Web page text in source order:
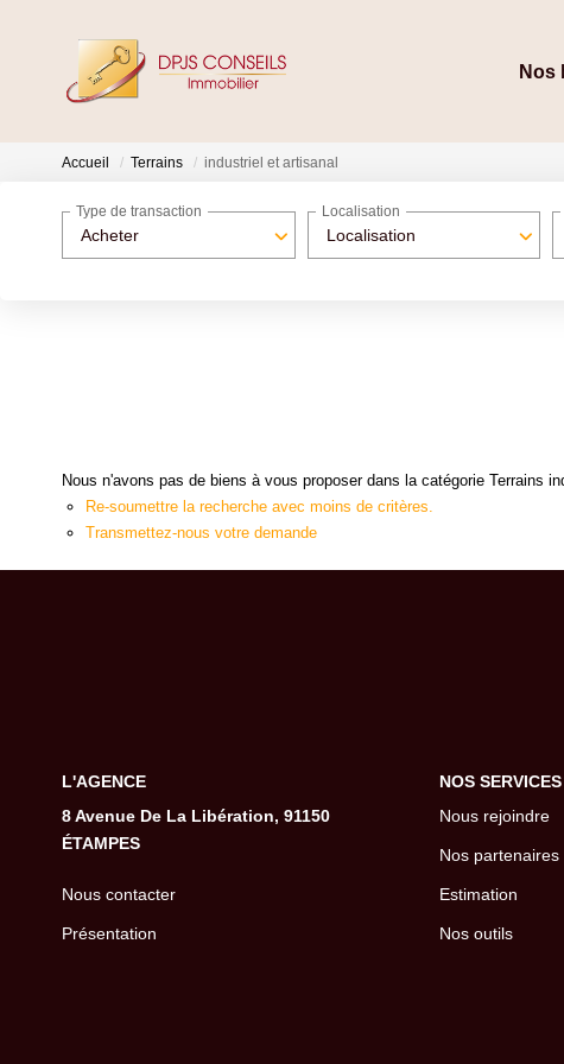
Nos
Accueil Terrains industriel et artisanal
Acheter
Type de transaction
Localisation
Localisation
Nous n'avons pas de biens à vous proposer dans la catégorie Terrains
Re-soumettre la recherche avec moins de critères.
Transmettez-nous votre demande
L'AGENCE
8 Avenue De La Libération, 91150
ÉTAMPES
Nous contacter
Présentation
NOS SERVICES
Nous rejoindre
Nos partenaires
Estimation
Nos outils